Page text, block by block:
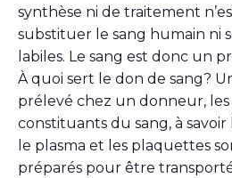
synthèse ni de traitement
substituer le sang humain ni
labiles. Le sang est donc un
À quoi sert le don de sang?
prélevé chez un donneur,
constituants du sang, à
le plasma et les plaquettes
préparés pour être